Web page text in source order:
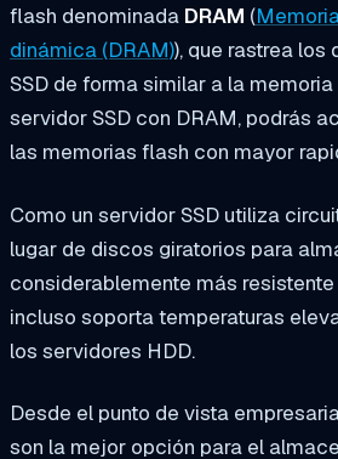
flash denominada DRAM (
dinámica (DRAM)), que rastrea los
SSD de forma similar a la
servidor SSD con DRAM, podrás
las memorias flash con mayor
Como un servidor SSD utiliza
lugar de discos giratorios para
considerablemente más
incluso soporta temperaturas
los servidores HDD.
Desde el punto de vista
son la mejor opción para el